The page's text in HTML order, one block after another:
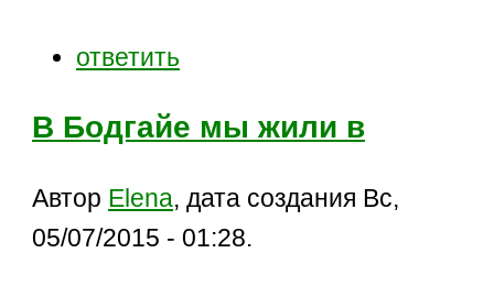
ответить
В Бодгайе мы жили в
Автор Elena, дата создания Вс,
05/07/2015 - 01:28.